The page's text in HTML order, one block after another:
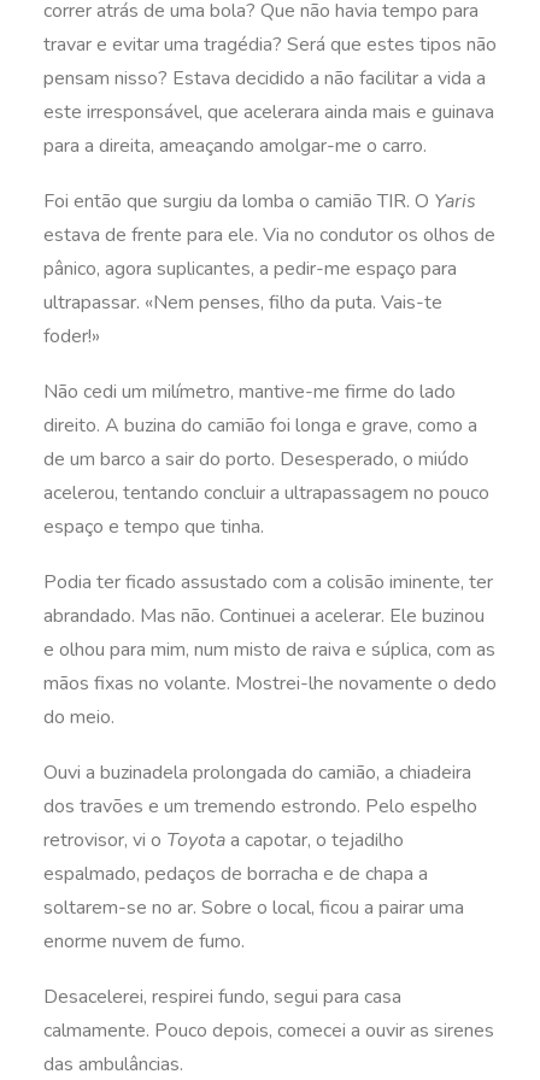
correr atrás de uma bola? Que não havia tempo para
travar e evitar uma tragédia? Será que estes tipos não
pensam nisso? Estava decidido a não facilitar a vida a
este irresponsável, que acelerara ainda mais e guinava
para a direita, ameaçando amolgar-me o carro.
Foi então que surgiu da lomba o camião TIR. O Yaris
estava de frente para ele. Via no condutor os olhos de
pânico, agora suplicantes, a pedir-me espaço para
ultrapassar. «Nem penses, filho da puta. Vais-te
foder!»
Não cedi um milímetro, mantive-me firme do lado
direito. A buzina do camião foi longa e grave, como a
de um barco a sair do porto. Desesperado, o miúdo
acelerou, tentando concluir a ultrapassagem no pouco
espaço e tempo que tinha.
Podia ter ficado assustado com a colisão iminente, ter
abrandado. Mas não. Continuei a acelerar. Ele buzinou
e olhou para mim, num misto de raiva e súplica, com as
mãos fixas no volante. Mostrei-lhe novamente o dedo
do meio.
Ouvi a buzinadela prolongada do camião, a chiadeira
dos travões e um tremendo estrondo. Pelo espelho
retrovisor, vi o Toyotaa capotar, o tejadilho
espalmado, pedaços de borracha e de chapa a
soltarem-se no ar. Sobre o local, ficou a pairar uma
enorme nuvem de fumo.
Desacelerei, respirei fundo, segui para casa
calmamente. Pouco depois, comecei a ouvir as sirenes
das ambulâncias.